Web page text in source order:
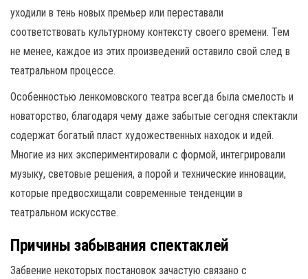
уходили в тень новых премьер или переставали
соответствовать культурному контексту своего времени. Тем
не менее, каждое из этих произведений оставило свой след в
театральном процессе.
Особенностью ленкомовского театра всегда была смелость и
новаторство, благодаря чему даже забытые сегодня спектакли
содержат богатый пласт художественных находок и идей.
Многие из них экспериментировали с формой, интегрировали
музыку, световые решения, а порой и технические инновации,
которые предвосхищали современные тенденции в
театральном искусстве.
Причины забывания спектаклей
Забвение некоторых постановок зачастую связано с